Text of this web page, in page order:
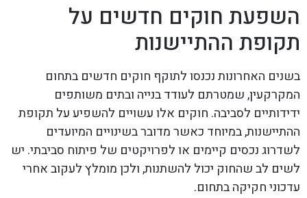
השפעת חוקים חדשים על
תקופת ההתיישנות
בשנים האחרונות נכנסו לתוקף חוקים חדשים בתחום
המקרקעין, שמטרתם לעודד בנייה ובתים משותפים
ידידותיים לסביבה. חוקים אלו עשויים להשפיע על תקופת
ההתיישנות, במיוחד כאשר מדובר בשינויים המיועדים
לשדרוג נכסים קיימים או לפרויקטים של פיתוח סביבתי. יש
לשים לב שהחוק יכול להשתנות, ולכן מומלץ לעקוב אחרי
עדכוני חקיקה בתחום.